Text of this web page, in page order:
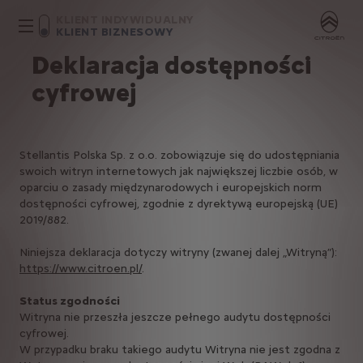
KLIENT BIZNESOWY
Deklaracja dostępności
cyfrowej
Stellantis Polska Sp. z o.o. zobowiązuje się do udostępniania
swoich witryn internetowych jak największej liczbie osób, w
oparciu o zasady międzynarodowych i europejskich norm
dostępności cyfrowej, zgodnie z dyrektywą europejską (UE)
2019/882.
Niniejsza deklaracja dotyczy witryny (zwanej dalej „Witryną”):
https://www.citroen.pl/.
Status zgodności
Witryna nie przeszła jeszcze pełnego audytu dostępności
cyfrowej.
W przypadku braku takiego audytu Witryna nie jest zgodna z